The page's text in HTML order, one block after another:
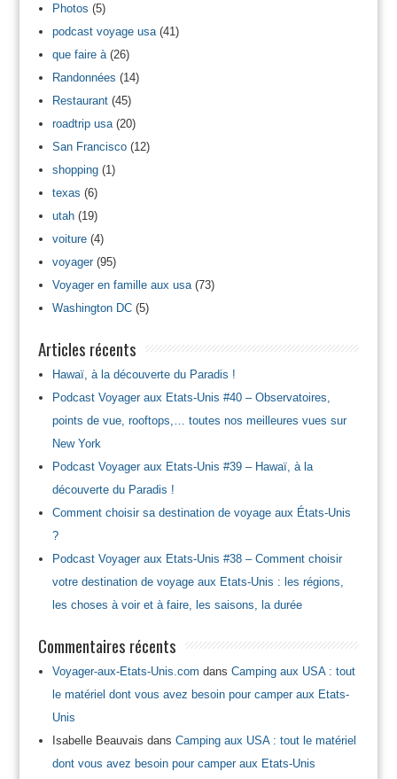
Photos (5)
podcast voyage usa(41)
que faire à(26)
Randonnées (14)
Restaurant(45)
roadtrip usa(20)
San Francisco(12)
shopping(1)
texas (6)
utah(19)
voiture(4)
voyager(95)
Voyager en famille aux usa(73)
Washington DC(5)
Articles récents
Hawaï, à la découverte du Paradis !
Podcast Voyager aux Etats-Unis #40 – Observatoires,
points de vue, rooftops,… toutes nos meilleures vues sur
New York
Podcast Voyager aux Etats-Unis #39 – Hawaï, à la
découverte du Paradis !
Comment choisir sa destination de voyage aux États-Unis
?
Podcast Voyager aux Etats-Unis #38 – Comment choisir
votre destination de voyage aux Etats-Unis : les régions,
les choses à voir et à faire, les saisons, la durée
Commentaires récents
Voyager-aux-Etats-Unis.com dans Camping aux USA : tout
le matériel dont vous avez besoin pour camper aux Etats-
Unis
Isabelle Beauvais dans Camping aux USA : tout le matériel
dont vous avez besoin pour camper aux Etats-Unis